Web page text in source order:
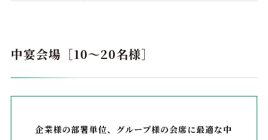
中宴会場［10～20名様］
企業様の部署単位、グループ様の会席に最適な中